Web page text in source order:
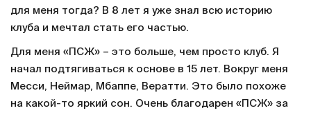
для меня тогда? В 8 лет я уже знал всю историю
клуба и мечтал стать его частью.
Для меня «ПСЖ» – это больше, чем просто клуб. Я
начал подтягиваться к основе в 15 лет. Вокруг меня
Месси, Неймар, Мбаппе, Вератти. Это было похоже
на какой-то яркий сон. Очень благодарен «ПСЖ» за